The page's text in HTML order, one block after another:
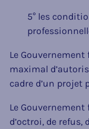
5° les
Le
maximal
cadre d’un projet
Le
d’octroi, de